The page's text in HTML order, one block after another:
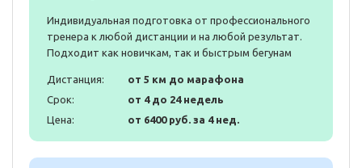
Индивидуальная подготовка от профессионального
тренера к любой дистанции и на любой результат.
Подходит как новичкам, так и быстрым бегунам
Дистанция:
от 5 км до марафона
Срок:
от 4 до 24 недель
Цена:
от 6400 руб. за 4 нед.